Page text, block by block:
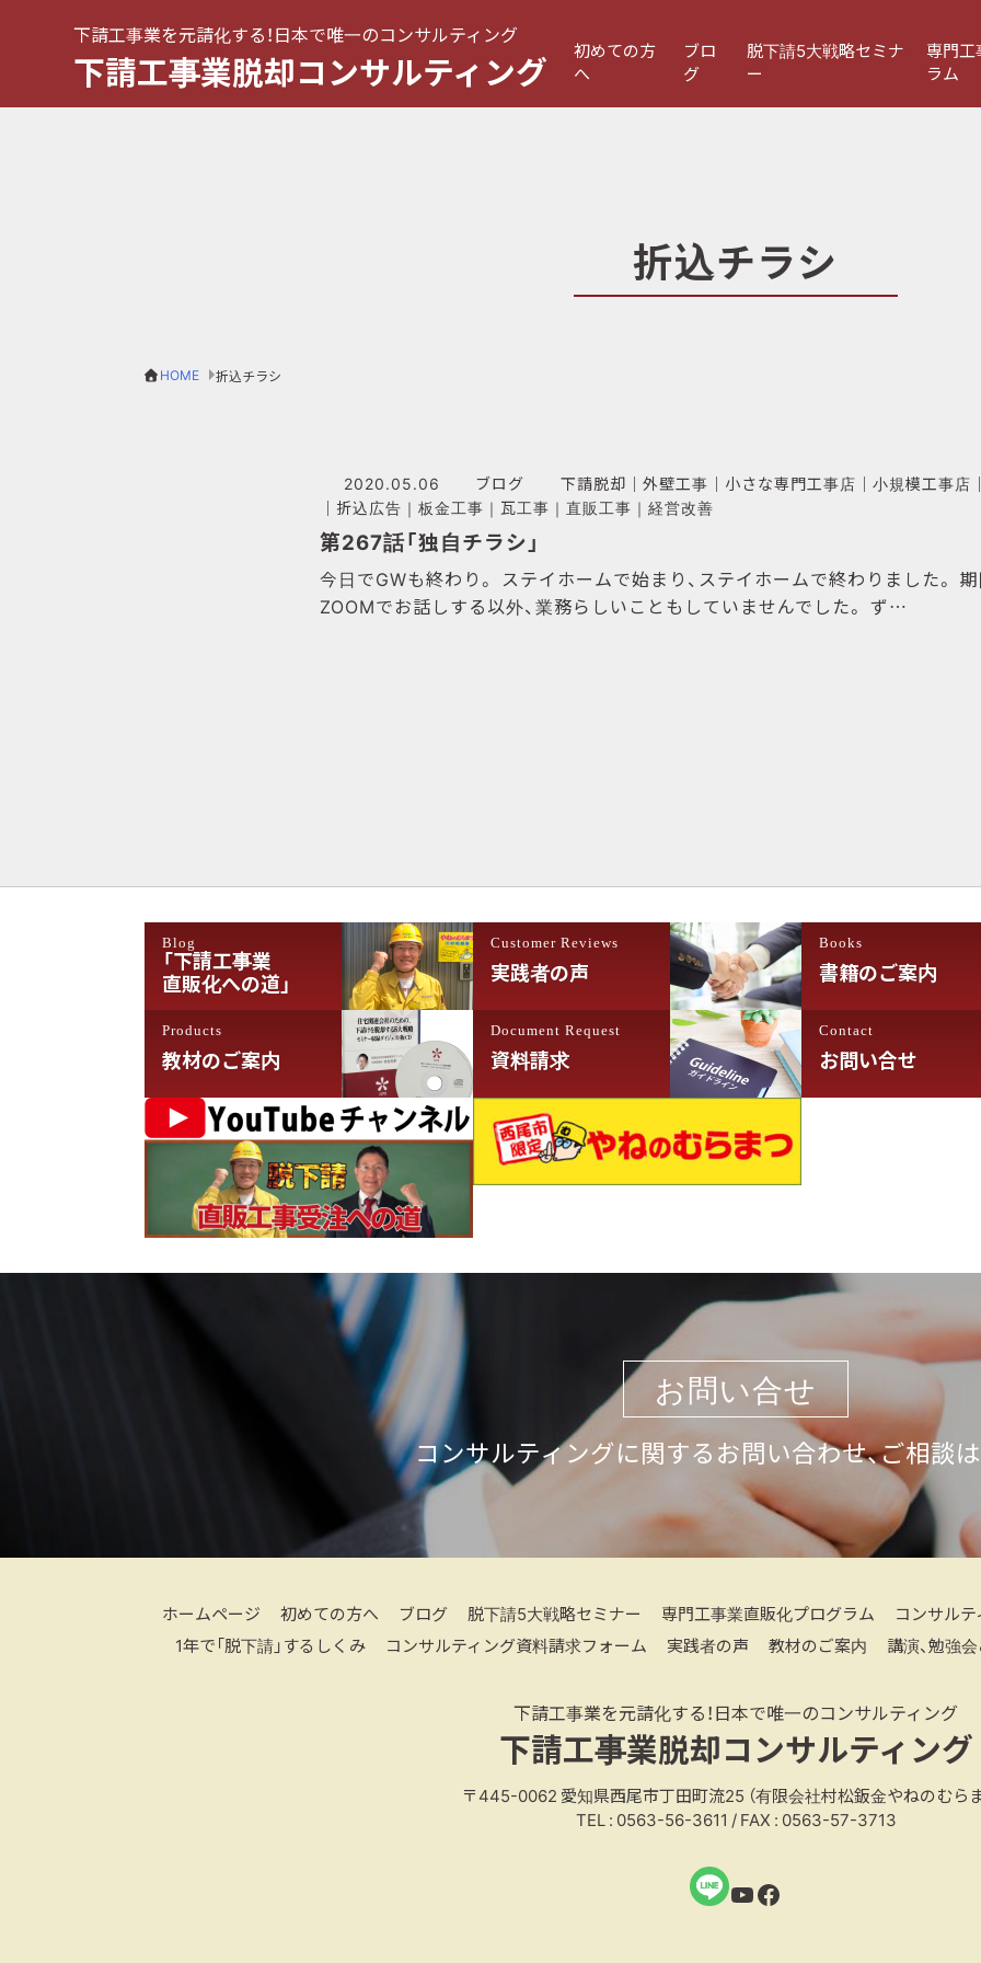
下請工事業を元請化する！日本で唯一のコンサルティング
下請工事業脱却コンサルティング
初めての方
へ
ブロ
グ
脱下請5大戦略セミナ
ー
専門
ラム
折込チラシ
HOME 折込チラシ
2020.05.06 ブログ 下請脱却 ｜ 外壁工事 ｜ 小さな専門工事店 ｜ 小規模工事店
｜ 折込広告 ｜ 板金工事 ｜ 瓦工事 ｜ 直販工事 ｜ 経営改善
第267話「独自チラシ」
今日でGWも終わり。 ステイホームで始まり、ステイホームで終わりました。
ZOOMでお話しする以外、業務らしいこともしていませんでした。 ず…
Blog
「下請工事業
直販化への道」
Customer Reviews
実践者の声
Books
書籍のご案内
Products
教材のご案内
Document Request
資料請求
Contact
お問い合せ
お問い合せ
コンサルティングに関するお問い合わせ、ご相談
ホームページ 初めての方へ ブログ 脱下請5大戦略セミナー 専門工事業直販化プログラム
コンサル
1年で「脱下請」するしくみ
コンサルティング資料請求フォーム 実践者の声 教材のご案内 講演、勉強
下請工事業を元請化する！日本で唯一のコンサルティング
下請工事業脱却コンサルティング
〒445-0062 愛知県西尾市丁田町流25 （有限会社村松鈑金やねのむら
TEL : 0563-56-3611 / FAX : 0563-57-3713
YouTube
Facebook